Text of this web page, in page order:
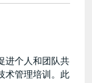
进个人和团队共
术管理培训。此